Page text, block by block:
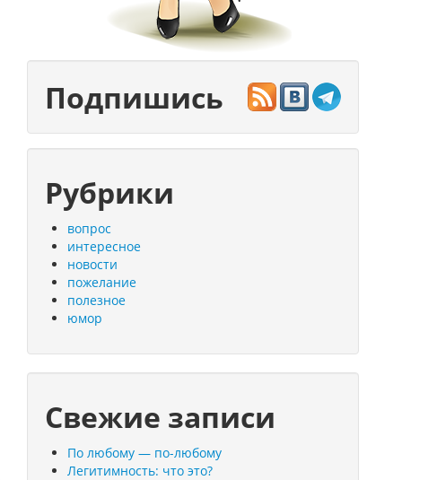
Подпишись
Рубрики
вопрос
интересное
новости
пожелание
полезное
юмор
Свежие записи
По любому — по-любому
Легитимность: что это?